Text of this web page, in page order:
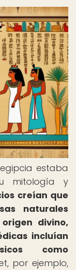
estaba
mitología y
creían que
naturales
divino,
incluían
como
por ejemplo,